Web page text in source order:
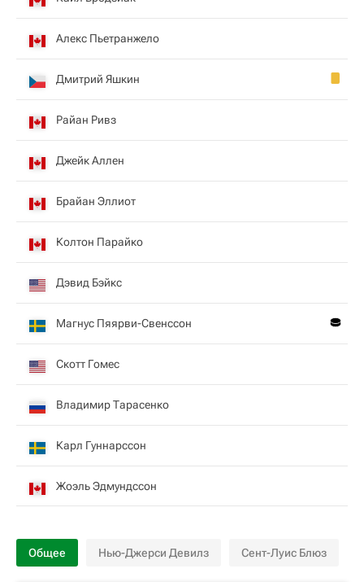
Алекс Пьетранжело
Дмитрий Яшкин
Райан Ривз
Джейк Аллен
Брайан Эллиот
Колтон Парайко
Дэвид Бэйкс
Магнус Пяярви-Свенссон
Скотт Гомес
Владимир Тарасенко
Карл Гуннарссон
Жоэль Эдмундссон
Общее Нью-Джерси Девилз Сент-Луис Блюз